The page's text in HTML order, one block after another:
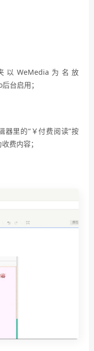
WeMedia为名放
台启用；
器里的“￥付费阅读”按
费内容；